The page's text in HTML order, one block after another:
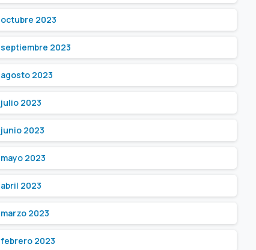
octubre 2023
septiembre 2023
agosto 2023
julio 2023
junio 2023
mayo 2023
abril 2023
marzo 2023
febrero 2023